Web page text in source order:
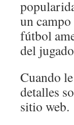
un
fútbol
del
Cuando
detalles
sitio web.